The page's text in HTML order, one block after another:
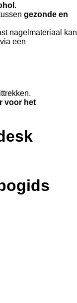
.
gezonde en
nagelmateriaal kan
een
voor het